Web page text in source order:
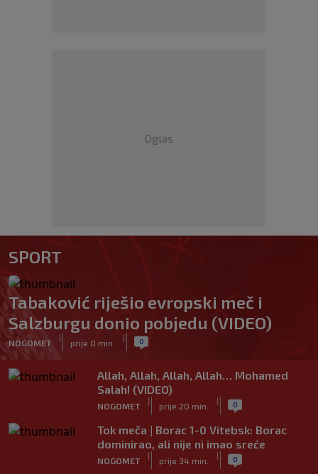
Oglas
SPORT
Tabaković riješio evropski meč i
Salzburgu donio pobjedu (VIDEO)
NOGOMET
|
prije 0 min.
| 0
Allah, Allah, Allah, Allah… Mohamed
Salah! (VIDEO)
NOGOMET
|
prije 20 min.
| 0
Tok meča | Borac 1-0 Vitebsk: Borac
dominirao, ali nije ni imao sreće
NOGOMET
|
prije 34 min.
| 0